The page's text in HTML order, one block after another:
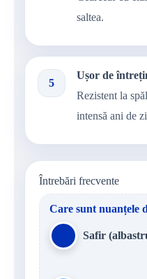
saltea.
5
Ușor de
Rezistent la
intensă ani de
Întrebări frecvente
Care sunt nuanțele
Safir